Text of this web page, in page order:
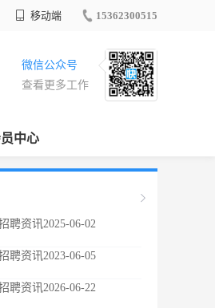
移动端 15362300515
微信公众号
查看更多工作
中心
聘资讯2025-06-02
聘资讯2023-06-05
聘资讯2026-06-22